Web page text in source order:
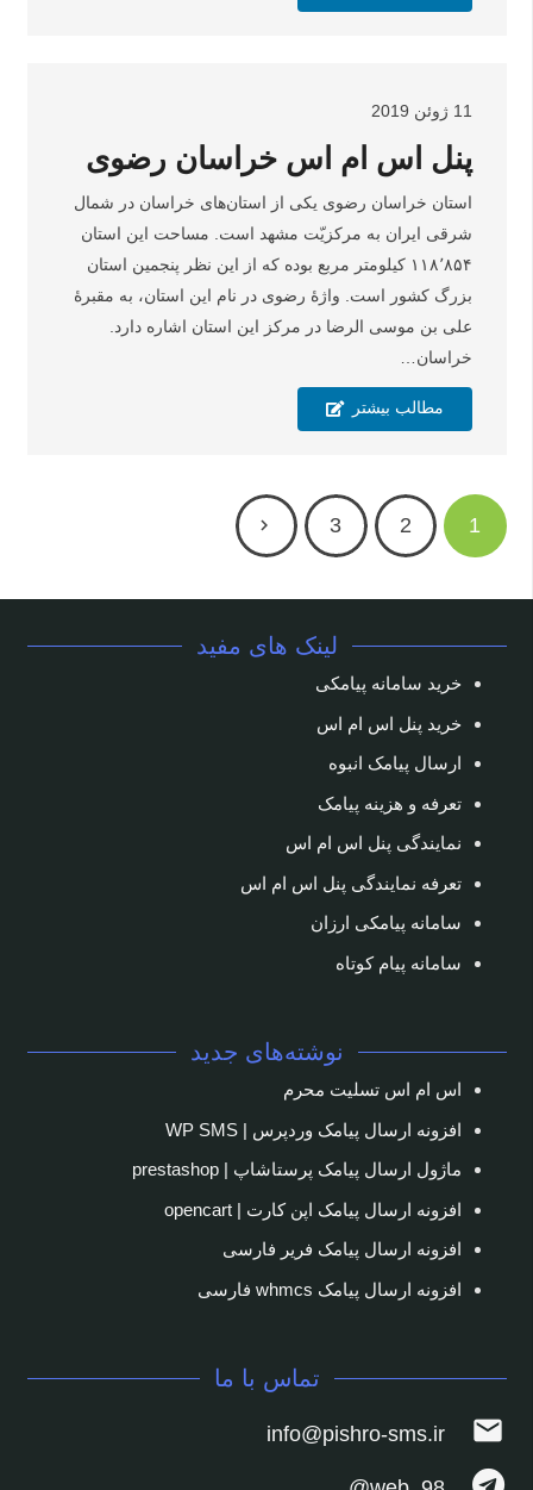
11 ژوئن 2019
پنل اس ام اس خراسان رضوی
استان خراسان رضوی یکی از استان‌های خراسان در شمال
شرقی ایران به مرکزیّت مشهد است. مساحت این استان
۱۱۸٬۸۵۴ کیلومتر مربع بوده که از این نظر پنجمین استان
بزرگ کشور است. واژهٔ رضوی در نام این استان، به مقبرهٔ
علی بن موسی الرضا در مرکز این استان اشاره دارد.
خراسان…
مطالب بیشتر
1
2
3
لینک های مفید
خرید سامانه پیامکی
خرید پنل اس ام اس
ارسال پیامک انبوه
تعرفه و هزینه پیامک
نمایندگی پنل اس ام اس
تعرفه نمایندگی پنل اس ام اس
سامانه پیامکی ارزان
سامانه پیام کوتاه
نوشته‌های جدید
اس ام اس تسلیت محرم
افزونه ارسال پیامک وردپرس | WP SMS
ماژول ارسال پیامک پرستاشاپ | prestashop
افزونه ارسال پیامک اپن کارت | opencart
افزونه ارسال پیامک فریر فارسی
افزونه ارسال پیامک whmcs فارسی
تماس با ما
mail
info@pishro-sms.ir